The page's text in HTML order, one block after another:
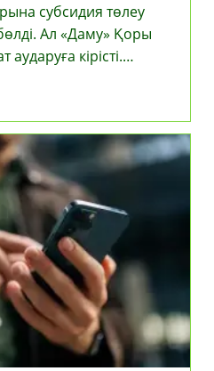
субсидия төлеу
Ал «Даму» Қоры
аударуға кірісті.…